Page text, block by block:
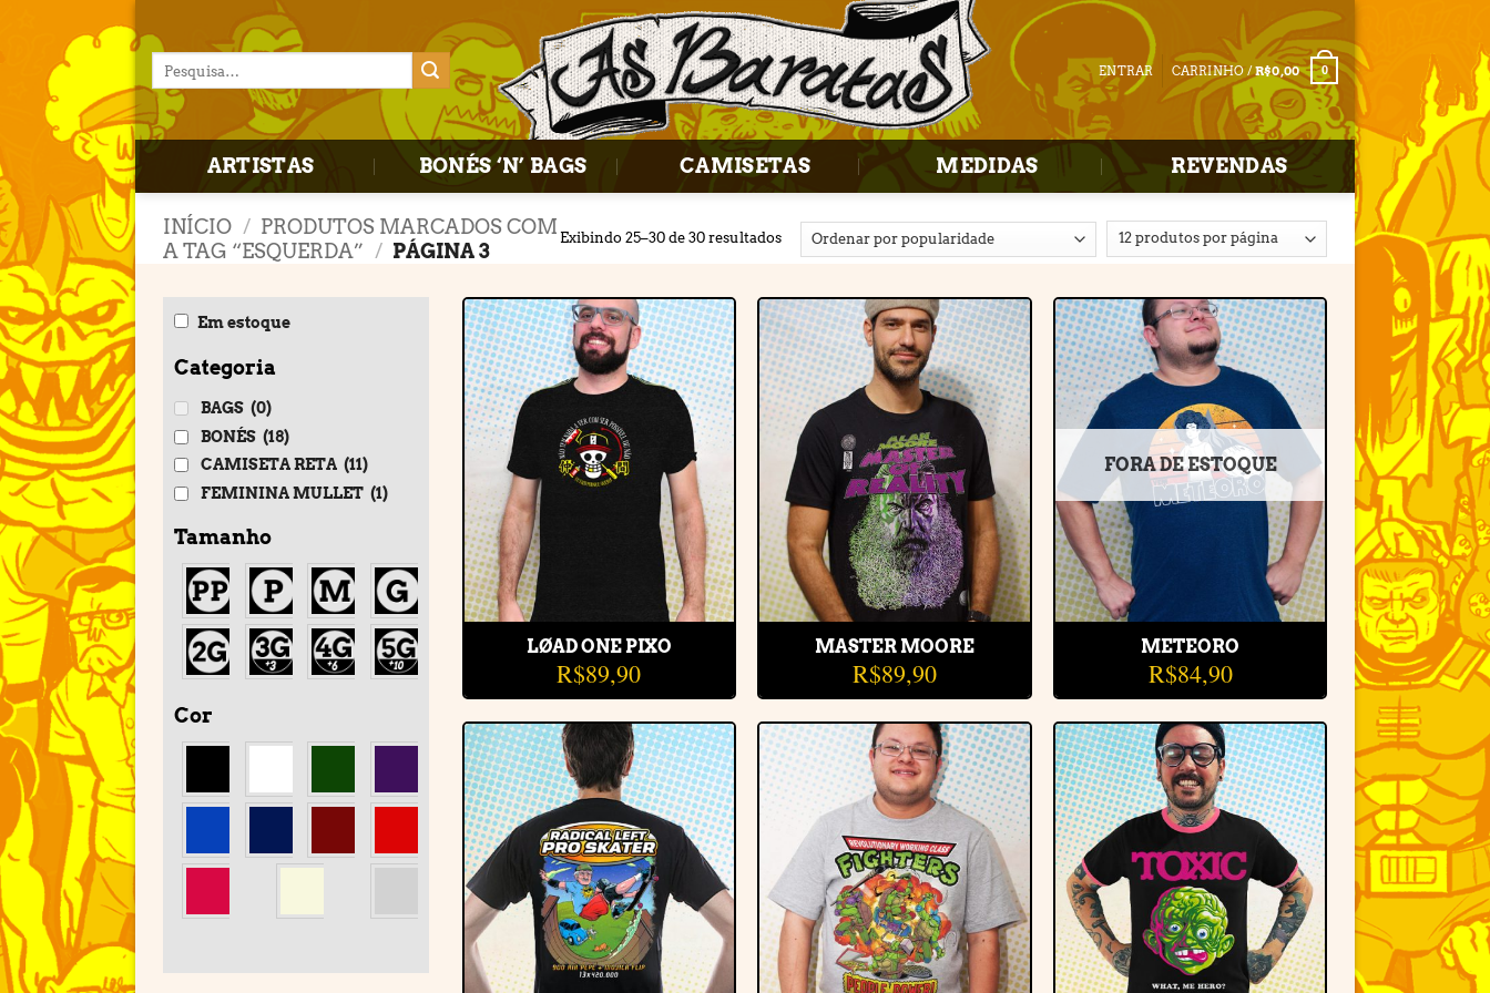
to
content
ENTRAR CARRINHO /R$0,00 0
ARTISTAS BONÉS ‘N’ BAGS CAMISETAS MEDIDAS REVENDAS
INÍCIO / PRODUTOS MARCADOS COM
A TAG “ESQUERDA” / PÁGINA 3
Exibindo 25–30 de 30 resultados
Em estoque
Categoria
BAGS (0)
BONÉS (18)
CAMISETA RETA (11)
FEMININA MULLET (1)
Tamanho
Cor
' ' ' '
' ' '
Adicionar
à lista de
desejos
LØAD ONE PIXO
R$89,90
Adicionar
à lista de
desejos
MASTER MOORE
R$89,90
Adicionar
à lista de
desejos
FORA DE ESTOQUE
METEORO
R$84,90
Adicionar
à lista de
desejos
Adicionar
à lista de
desejos
Adicionar
à lista de
desejos